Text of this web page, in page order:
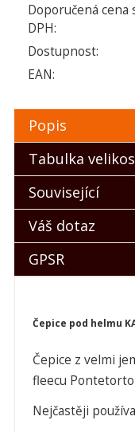
Doporučená cena
DPH:
Dostupnost:
EAN:
Popis
Tabulka
Související
Váš dotaz
GPSR
Čepice pod helmu
Čepice z velmi
fleecu
Nejčastěji